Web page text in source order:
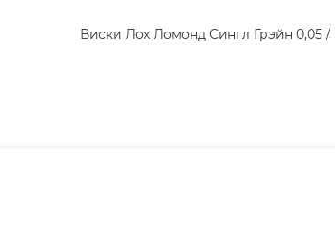
Виски Лох Ломонд Сингл Грэйн 0,05 /